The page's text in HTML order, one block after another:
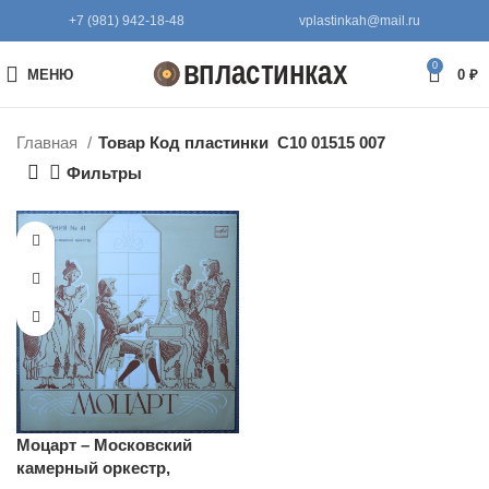
+7 (981) 942-18-48 vplastinkah@mail.ru
МЕНЮ
0
0 ₽
Главная Товар Код пластинки С10 01515 007
Фильтры
Моцарт – Московский
камерный оркестр,